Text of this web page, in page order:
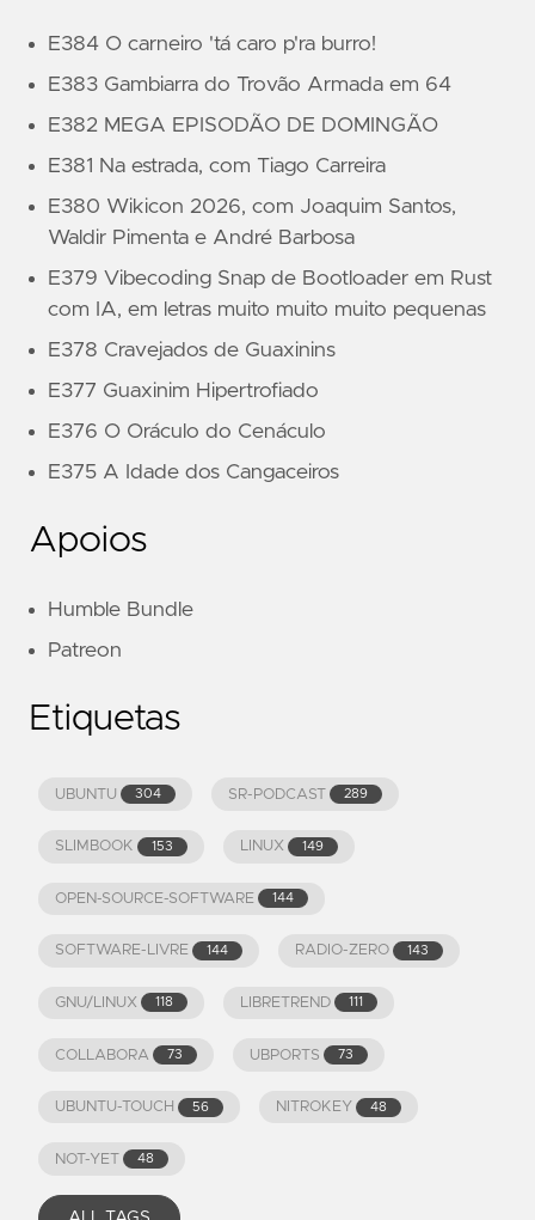
E384 O carneiro 'tá caro p'ra burro!
E383 Gambiarra do Trovão Armada em 64
E382 MEGA EPISODÃO DE DOMINGÃO
E381 Na estrada, com Tiago Carreira
E380 Wikicon 2026, com Joaquim Santos,
Waldir Pimenta e André Barbosa
E379 Vibecoding Snap de Bootloader em Rust
com IA, em letras muito muito muito pequenas
E378 Cravejados de Guaxinins
E377 Guaxinim Hipertrofiado
E376 O Oráculo do Cenáculo
E375 A Idade dos Cangaceiros
Apoios
Humble Bundle
Patreon
Etiquetas
UBUNTU 304 SR-PODCAST 289
SLIMBOOK 153 LINUX 149
OPEN-SOURCE-SOFTWARE 144
SOFTWARE-LIVRE 144 RADIO-ZERO 143
GNU/LINUX 118 LIBRETREND 111
COLLABORA 73 UBPORTS 73
UBUNTU-TOUCH 56 NITROKEY 48
NOT-YET 48